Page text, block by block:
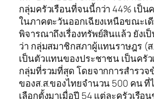
กลุ่มครัวเรือนที่จนนี้กว่า 44% เป็น
ในภาคตะวันออกเฉียงเหนือขณะเ
พิจารณาถึงเรื่องทรัพย์สินแล้ว ยังเ
ว่า กลุ่มสมาชิกสภาผู้แทนราษฎร (
เป็นตัวแทนของประชาชน เป็นครั
กลุ่มที่รวมที่สุด โดยจากการสำรวจ
ของส.ส.ของไทยจำนวน 500 คน ที่
เลือกตั้งมาเมื่อปี 54 แต่ละครัวเรือ